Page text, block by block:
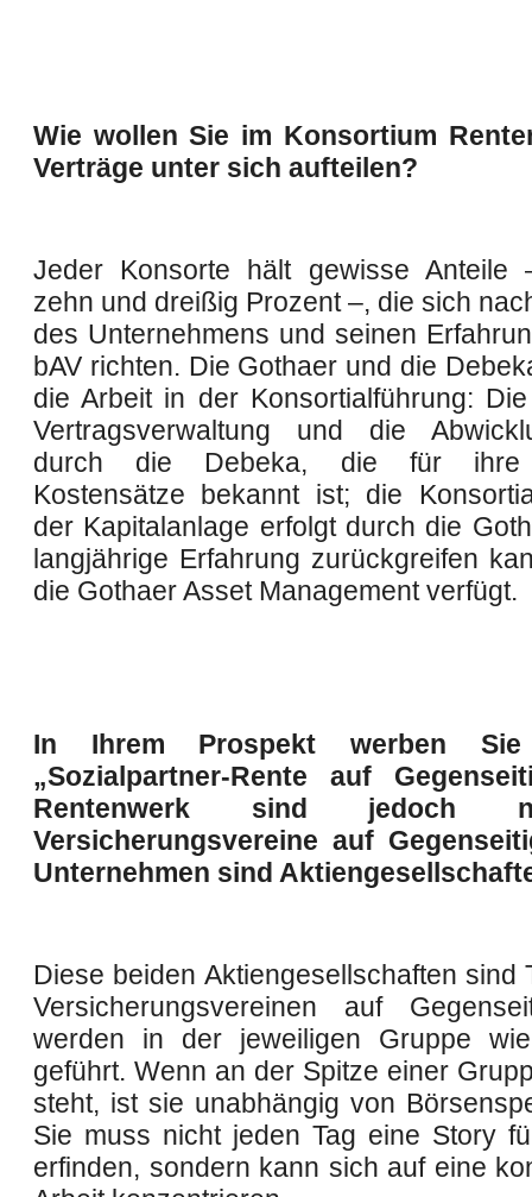
Wie wollen Sie im Konsortium
Verträge unter sich aufteilen?
Jeder Konsorte hält gewisse Anteile
zehn und dreißig Prozent –, die sich
des Unternehmens und seinen
bAV richten. Die Gothaer und die
die Arbeit in der Konsortialführung:
Vertragsverwaltung und die
durch die Debeka, die für ihre
Kostensätze bekannt ist; die
der Kapitalanlage erfolgt durch die
langjährige Erfahrung zurückgreifen
die Gothaer Asset Management verfügt.
In Ihrem Prospekt werben
„Sozialpartner-Rente auf
Rentenwerk sind jedoch
Versicherungsvereine auf
Unternehmen sind
Diese beiden Aktiengesellschaften sind
Versicherungsvereinen auf
werden in der jeweiligen Gruppe
geführt. Wenn an der Spitze einer
steht, ist sie unabhängig von
Sie muss nicht jeden Tag eine Story
erfinden, sondern kann sich auf eine